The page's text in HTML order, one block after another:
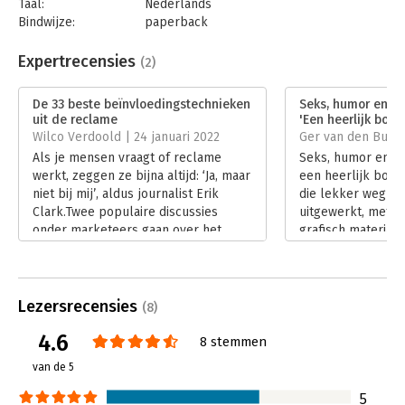
Taal:
Nederlands
Bindwijze:
paperback
Uitgever:
Maven Publishing
Verschijningsdatum:
20-3-2020
Hoofdrubriek: Marketing,Reclame en verkoop
Expertrecensies (2)
De 33 beste beïnvloedingstechnieken
uit de reclame
Wilco Verdoold | 24 januari 2022
Als je mensen vraagt of reclame
werkt, zeggen ze bijna altijd: ‘Ja, maar
niet bij mij’, aldus journalist Erik
Clark.Twee populaire discussies
onder marketeers gaan over het
tot kliks. En van nudging tot
Lees verder
Seks, humor en
'Een heerlijk boek'
Ger van den
Seks, humor en
een heerlijk
die lekker weg
uitgewerkt, met
grafisch
Lezersrecensies (8)
4.6
van de 5
8 stemmen
5